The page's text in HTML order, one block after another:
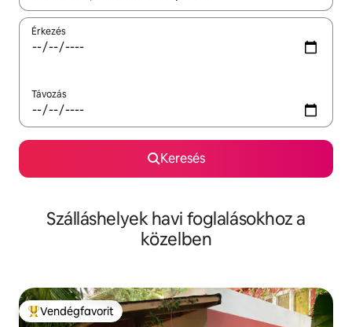
Érkezés
Távozás
Keresés
Szálláshelyek havi foglalásokhoz a
közelben
Kiemelt vendégfavorit
Vendégfavorit